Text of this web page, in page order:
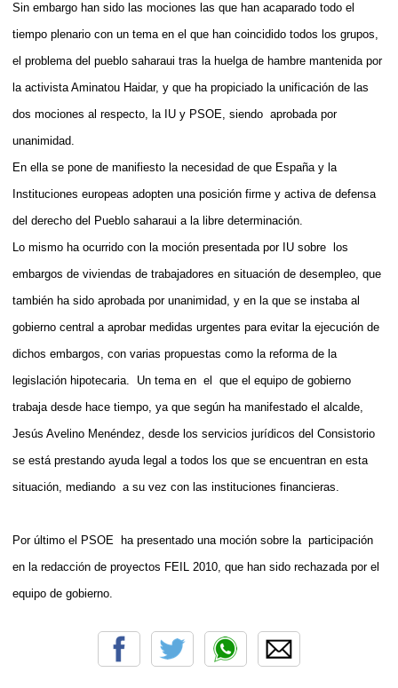
Sin embargo han sido las mociones las que han acaparado todo el
tiempo plenario con un tema en el que han coincidido todos los grupos,
el problema del pueblo saharaui tras la huelga de hambre mantenida por
la activista Aminatou Haidar, y que ha propiciado la unificación de las
dos mociones al respecto, la IU y PSOE, siendo aprobada por
unanimidad.
En ella se pone de manifiesto la necesidad de que España y la
Instituciones europeas adopten una posición firme y activa de defensa
del derecho del Pueblo saharaui a la libre determinación.
Lo mismo ha ocurrido con la moción presentada por IU sobre
los
embargos de viviendas de trabajadores en situación de desempleo, que
también ha sido aprobada por unanimidad, y en la que se instaba al
gobierno central a aprobar medidas urgentes para evitar la ejecución de
dichos embargos, con varias propuestas como la reforma de la
legislación hipotecaria.
Un tema en el
que el equipo de gobierno
trabaja desde hace tiempo, ya que según ha manifestado el alcalde,
Jesús Avelino Menéndez, desde los servicios jurídicos del Consistorio
se está prestando ayuda legal a todos los que se encuentran en esta
situación, mediando a su vez con las instituciones financieras.
Por último el PSOE ha presentado una moción sobre la participación
en la redacción de proyectos FEIL 2010, que han sido rechazada por el
equipo de gobierno.